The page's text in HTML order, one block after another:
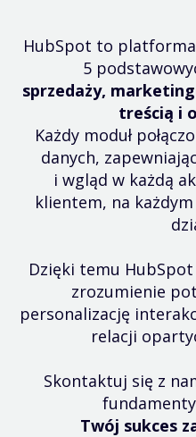
HubSpot to platforma
5
sprzedaży,
treścią i
Każdy moduł
danych,
i wgląd w każdą
klientem, na
Dzięki temu HubSpot
zrozumienie
personalizację
relacji
Skontaktuj się z
Twój sukces